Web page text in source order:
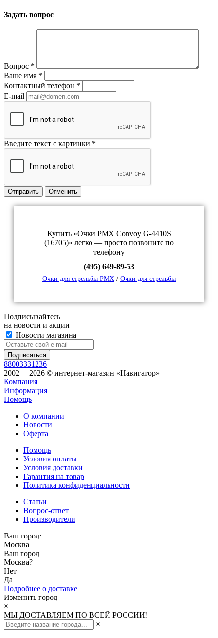
Задать вопрос
Вопрос *
Ваше имя *
Контактный телефон *
E-mail
Введите текст с картинки *
Отправить Отменить
Купить «Очки PMX Convoy G-4410S
(16705)» легко — просто позвоните по
телефону
(495) 649-89-53
Очки для стрельбы PMX / Очки для стрельбы
Подписывайтесь
на новости и акции
Новости магазина
88003331236
2002 —2026 © интернет-магазин «Навигатор»
Компания
Информация
Помощь
О компании
Новости
Оферта
Помощь
Условия оплаты
Условия доставки
Гарантия на товар
Политика конфиденциальности
Статьи
Вопрос-ответ
Производители
Ваш город:
Москва
Ваш город
Москва?
Нет
Да
Подробнее о доставке
Изменить город
×
МЫ ДОСТАВЛЯЕМ ПО ВСЕЙ РОССИИ!
×